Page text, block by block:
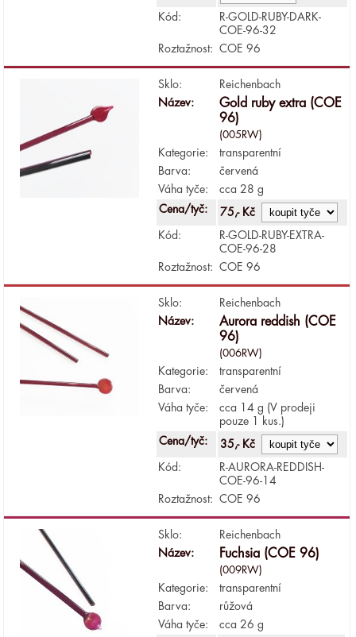
Kód:
R-GOLD-RUBY-DARK-
COE-96-32
Roztažnost:
COE 96
Sklo:
Reichenbach
Název:
Gold ruby extra (COE
96)
(005RW)
Kategorie:
transparentní
Barva:
červená
Váha tyče:
cca 28 g
Cena/tyč:
75,- Kč
Kód:
R-GOLD-RUBY-EXTRA-
COE-96-28
Roztažnost:
COE 96
Sklo:
Reichenbach
Název:
Aurora reddish (COE
96)
(006RW)
Kategorie:
transparentní
Barva:
červená
Váha tyče:
cca 14 g (V prodeji
pouze 1 kus.)
Cena/tyč:
35,- Kč
Kód:
R-AURORA-REDDISH-
COE-96-14
Roztažnost:
COE 96
Sklo:
Reichenbach
Název:
Fuchsia (COE 96)
(009RW)
Kategorie:
transparentní
Barva:
růžová
Váha tyče:
cca 26 g